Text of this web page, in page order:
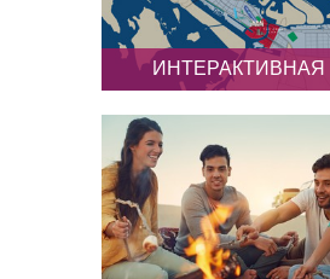
ИНТЕРАКТИВНАЯ
Не спеша изучите
Даби и узнайте,
предложить этот
эмират